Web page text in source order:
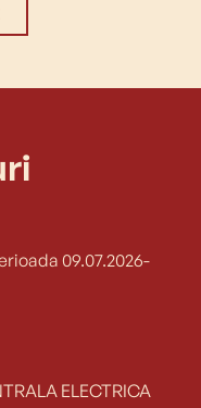
09.07.2026-
ELECTRICA